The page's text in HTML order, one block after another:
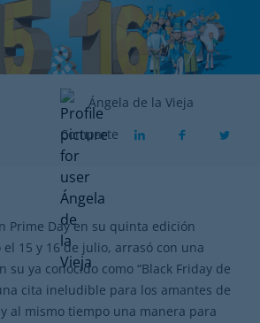
Ángela de la Vieja
Comparte
Prime Day en su quinta edición
15 y 16 de julio, arrasó con una
su ya conocido como “Black Friday de
cita ineludible para los amantes de
al mismo tiempo una manera para